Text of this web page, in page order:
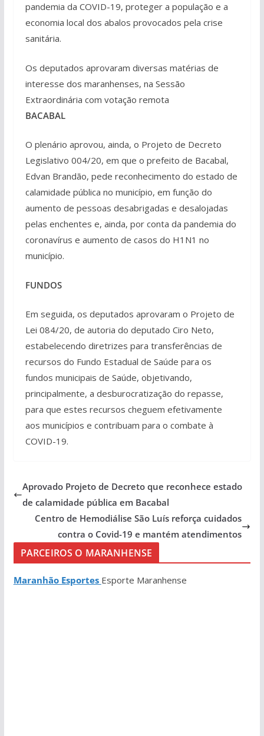
pandemia da COVID-19, proteger a população e a
economia local dos abalos provocados pela crise
sanitária.
Os deputados aprovaram diversas matérias de
interesse dos maranhenses, na Sessão
Extraordinária com votação remota
BACABAL
O plenário aprovou, ainda, o Projeto de Decreto
Legislativo 004/20, em que o prefeito de Bacabal,
Edvan Brandão, pede reconhecimento do estado de
calamidade pública no município, em função do
aumento de pessoas desabrigadas e desalojadas
pelas enchentes e, ainda, por conta da pandemia do
coronavírus e aumento de casos do H1N1 no
município.
FUNDOS
Em seguida, os deputados aprovaram o Projeto de
Lei 084/20, de autoria do deputado Ciro Neto,
estabelecendo diretrizes para transferências de
recursos do Fundo Estadual de Saúde para os
fundos municipais de Saúde, objetivando,
principalmente, a desburocratização do repasse,
para que estes recursos cheguem efetivamente
aos municípios e contribuam para o combate à
COVID-19.
Aprovado Projeto de Decreto que reconhece estado
de calamidade pública em Bacabal
Centro de Hemodiálise São Luís reforça cuidados
contra o Covid-19 e mantém atendimentos
PARCEIROS O MARANHENSE
Maranhão Esportes Esporte Maranhense